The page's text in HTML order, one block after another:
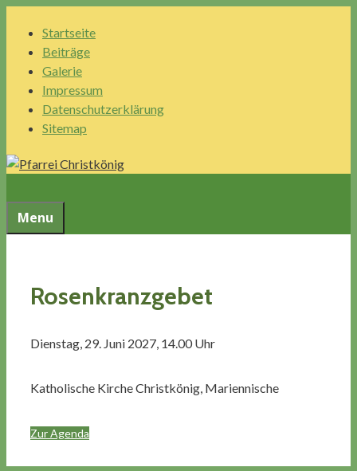
Inhalt
Startseite
Beiträge
Galerie
Impressum
Datenschutzerklärung
Sitemap
Menu
Rosenkranzgebet
Dienstag, 29. Juni 2027, 14.00 Uhr
Katholische Kirche Christkönig, Mariennische
Zur Agenda